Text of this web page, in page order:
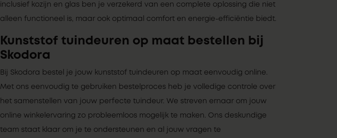
inclusief kozijn en glas ben je verzekerd van een complete oplossing die niet
alleen functioneel is, maar ook optimaal comfort en energie-efficiëntie biedt.
Kunststof tuindeuren op maat bestellen bij
Skodora
Bij Skodora bestel je jouw kunststof tuindeuren op maat eenvoudig online.
Met ons eenvoudig te gebruiken bestelproces heb je volledige controle over
het samenstellen van jouw perfecte tuindeur. We streven ernaar om jouw
online winkelervaring zo probleemloos mogelijk te maken. Ons deskundige
team staat klaar om je te ondersteunen en al jouw vragen te